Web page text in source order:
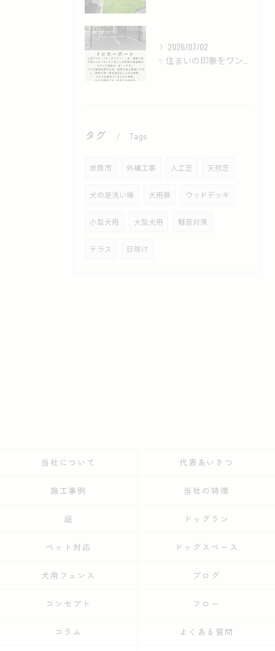
2026/07/02
✨住まいの印象をワンランクアップする、洗練されたカーポート✨
タグ Tags
奈良市 外構工事 人工芝 天然芝
犬の足洗い場 犬用扉 ウッドデッキ
小型犬用 大型犬用 騒音対策
テラス 日除け
当社について 代表あいさつ
施工事例 当社の特徴
庭 ドッグラン
ペット対応 ドッグスペース
犬用フェンス ブログ
コンセプト フロー
コラム よくある質問